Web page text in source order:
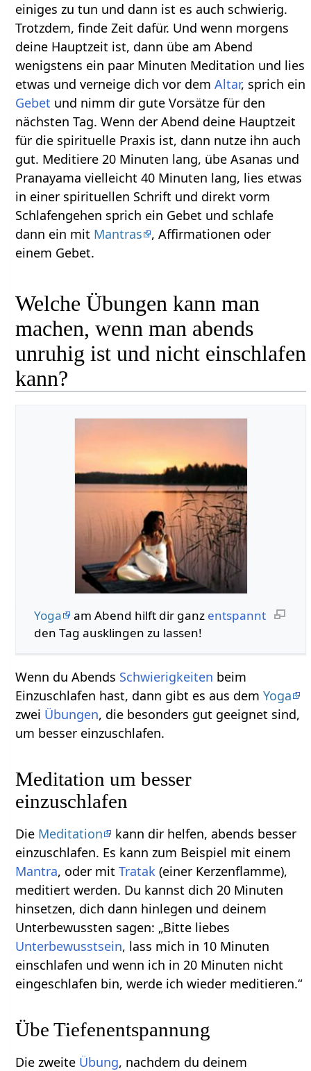
einiges zu tun und dann ist es auch schwierig.
Trotzdem, finde Zeit dafür. Und wenn morgens
deine Hauptzeit ist, dann übe am Abend
wenigstens ein paar Minuten Meditation und lies
etwas und verneige dich vor demAltar, sprich ein
Gebet und nimm dir gute Vorsätze für den
nächsten Tag. Wenn der Abend deine Hauptzeit
für die spirituelle Praxis ist, dann nutze ihn auch
gut. Meditiere 20 Minuten lang, übe Asanas und
Pranayama vielleicht 40 Minuten lang, lies etwas
in einer spirituellen Schrift und direkt vorm
Schlafengehen sprich ein Gebet und schlafe
dann ein mit Mantras
, Affirmationen oder
einem Gebet.
Welche Übungen kann man
machen, wenn man abends
unruhig ist und nicht einschlafen
kann?
Yoga am Abend hilft dir ganz entspannt
den Tag ausklingen zu lassen!
Wenn du Abends Schwierigkeiten beim
Einzuschlafen hast, dann gibt es aus demYoga
zwei Übungen, die besonders gut geeignet sind,
um besser einzuschlafen.
Meditation um besser
einzuschlafen
Die Meditation
kann dir helfen, abends besser
einzuschlafen. Es kann zum Beispiel mit einem
Mantra, oder mitTratak (einer Kerzenflamme),
meditiert werden. Du kannst dich 20 Minuten
hinsetzen, dich dann hinlegen und deinem
Unterbewussten sagen: „Bitte liebes
Unterbewusstsein, lass mich in 10 Minuten
einschlafen und wenn ich in 20 Minuten nicht
eingeschlafen bin, werde ich wieder meditieren.“
Übe Tiefenentspannung
Die zweite Übung, nachdem du deinem